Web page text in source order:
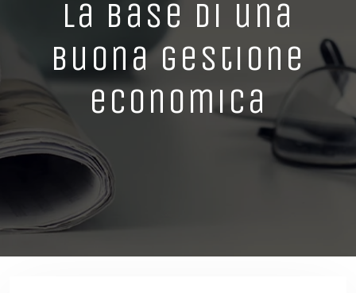
la base di una
buona gestione
economica